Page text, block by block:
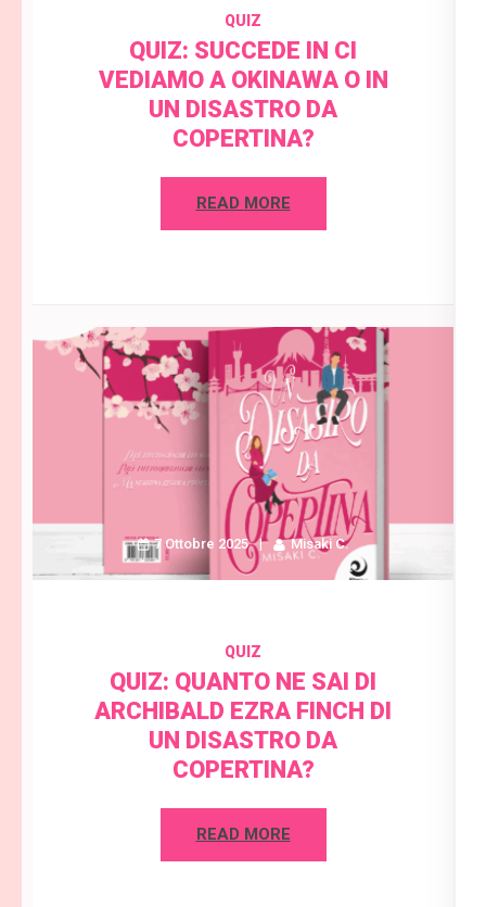
QUIZ
QUIZ: SUCCEDE IN CI
VEDIAMO A OKINAWA O IN
UN DISASTRO DA
COPERTINA?
READ MORE
7 Ottobre 2025 Misaki C.
QUIZ
QUIZ: QUANTO NE SAI DI
ARCHIBALD EZRA FINCH DI
UN DISASTRO DA
COPERTINA?
READ MORE